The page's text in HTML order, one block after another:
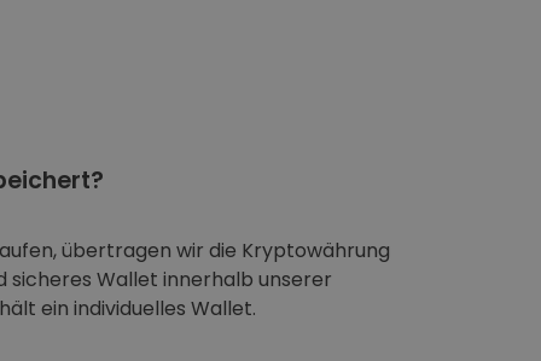
übertragen wir die Kryptowährung
sicheres Wallet innerhalb unserer
ein individuelles Wallet.